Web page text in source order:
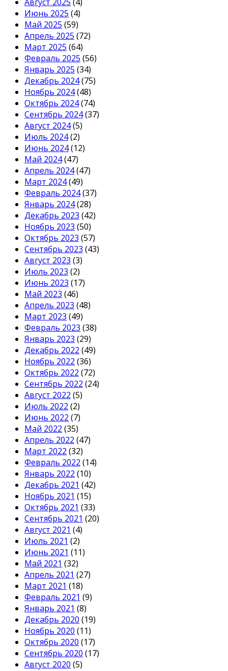
Июнь 2025 (4)
Май 2025 (59)
Апрель 2025 (72)
Март 2025 (64)
Февраль 2025 (56)
Январь 2025 (34)
Декабрь 2024(75)
Ноябрь 2024(48)
Октябрь 2024(74)
Сентябрь 2024(37)
Август 2024(5)
Июль 2024(2)
Июнь 2024(12)
Май 2024(47)
Апрель 2024(47)
Март 2024(49)
Февраль 2024(37)
Январь 2024(28)
Декабрь 2023 (42)
Ноябрь 2023 (50)
Октябрь 2023 (57)
Сентябрь 2023 (43)
Август 2023 (3)
Июль 2023 (2)
Июнь 2023 (17)
Май 2023 (46)
Апрель 2023 (48)
Март 2023 (49)
Февраль 2023 (38)
Январь 2023 (29)
Декабрь 2022 (49)
Ноябрь 2022 (36)
Октябрь 2022 (72)
Сентябрь 2022 (24)
Август 2022 (5)
Июль 2022 (2)
Июнь 2022 (7)
Май 2022 (35)
Апрель 2022 (47)
Март 2022 (32)
Февраль 2022 (14)
Январь 2022 (10)
Декабрь 2021 (42)
Ноябрь 2021 (15)
Октябрь 2021 (33)
Сентябрь 2021 (20)
Август 2021 (4)
Июль 2021 (2)
Июнь 2021 (11)
Май 2021 (32)
Апрель 2021 (27)
Март 2021 (18)
Февраль 2021 (9)
Январь 2021 (8)
Декабрь 2020 (19)
Ноябрь 2020 (11)
Октябрь 2020 (17)
Сентябрь 2020 (17)
Август 2020 (5)